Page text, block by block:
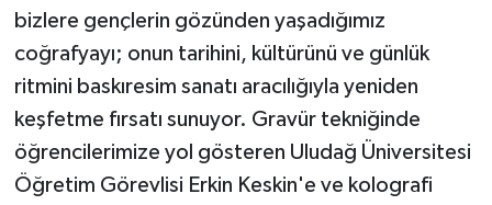
bizlere gençlerin gözünden yaşadığımız
coğrafyayı; onun tarihini, kültürünü ve günlük
ritmini baskıresim sanatı aracılığıyla yeniden
keşfetme fırsatı sunuyor. Gravür tekniğinde
öğrencilerimize yol gösteren Uludağ Üniversitesi
Öğretim Görevlisi Erkin Keskin'e ve kolografi